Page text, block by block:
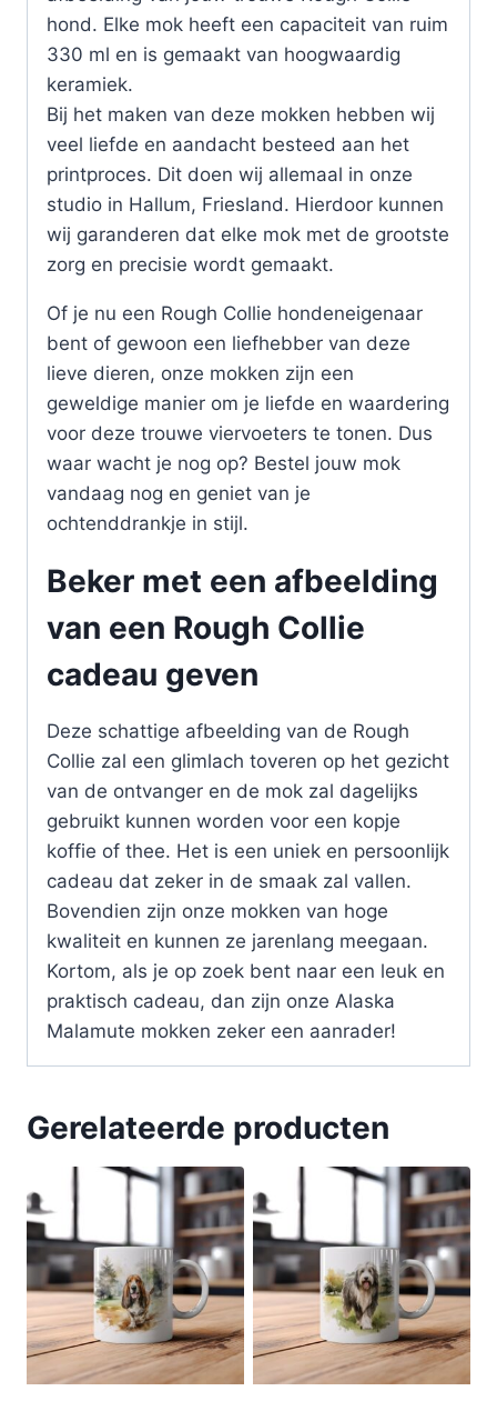
hond. Elke mok heeft een capaciteit van ruim
330 ml en is gemaakt van hoogwaardig
keramiek.
Bij het maken van deze mokken hebben wij
veel liefde en aandacht besteed aan het
printproces. Dit doen wij allemaal in onze
studio in Hallum, Friesland. Hierdoor kunnen
wij garanderen dat elke mok met de grootste
zorg en precisie wordt gemaakt.
Of je nu een Rough Collie hondeneigenaar
bent of gewoon een liefhebber van deze
lieve dieren, onze mokken zijn een
geweldige manier om je liefde en waardering
voor deze trouwe viervoeters te tonen. Dus
waar wacht je nog op? Bestel jouw mok
vandaag nog en geniet van je
ochtenddrankje in stijl.
Beker met een afbeelding
van een Rough Collie
cadeau geven
Deze schattige afbeelding van de Rough
Collie zal een glimlach toveren op het gezicht
van de ontvanger en de mok zal dagelijks
gebruikt kunnen worden voor een kopje
koffie of thee. Het is een uniek en persoonlijk
cadeau dat zeker in de smaak zal vallen.
Bovendien zijn onze mokken van hoge
kwaliteit en kunnen ze jarenlang meegaan.
Kortom, als je op zoek bent naar een leuk en
praktisch cadeau, dan zijn onze Alaska
Malamute mokken zeker een aanrader!
Gerelateerde producten